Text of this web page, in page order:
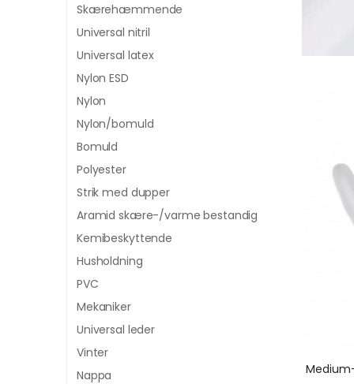
Skærehæmmende
Universal nitril
Universal latex
Nylon ESD
Nylon
Nylon/bomuld
Bomuld
Polyester
Strik med dupper
Aramid skære-/varme bestandig
Kemibeskyttende
Husholdning
PVC
Mekaniker
Universal leder
Vinter
Nappa